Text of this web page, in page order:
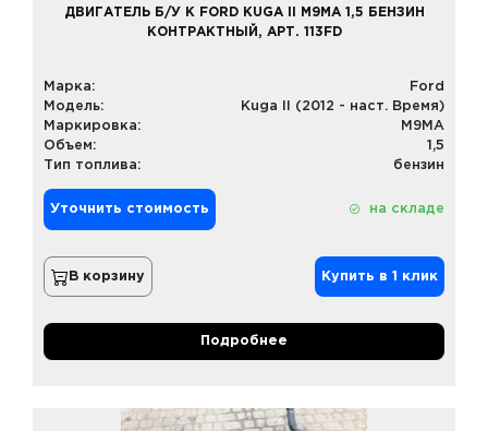
ДВИГАТЕЛЬ Б/У К FORD KUGA II M9MA 1,5 БЕНЗИН
КОНТРАКТНЫЙ, АРТ. 113FD
Марка:
Ford
Модель:
Kuga II (2012 - наст. Время)
Маркировка:
M9MA
Объем:
1,5
Тип топлива:
бензин
Уточнить стоимость на складе
В корзину Купить в 1 клик
Подробнее